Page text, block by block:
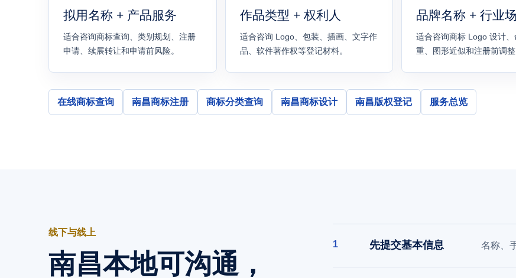
拟用名称 + 产品服务
适合咨询商标查询、类别规划、注册
申请、续展转让和申请前风险。
作品类型 + 权利人
适合咨询 Logo、包装、插画、文字作
品、软件著作权等登记材料。
品牌名称 + 行业
适合咨询商标 Logo 设计、
重、图形近似和注册前调整
在线商标查询 南昌商标注册 商标分类查询 南昌商标设计 南昌版权登记 服务总览
线下与线上
南昌本地可沟通，
1 先提交基本信息 名称、